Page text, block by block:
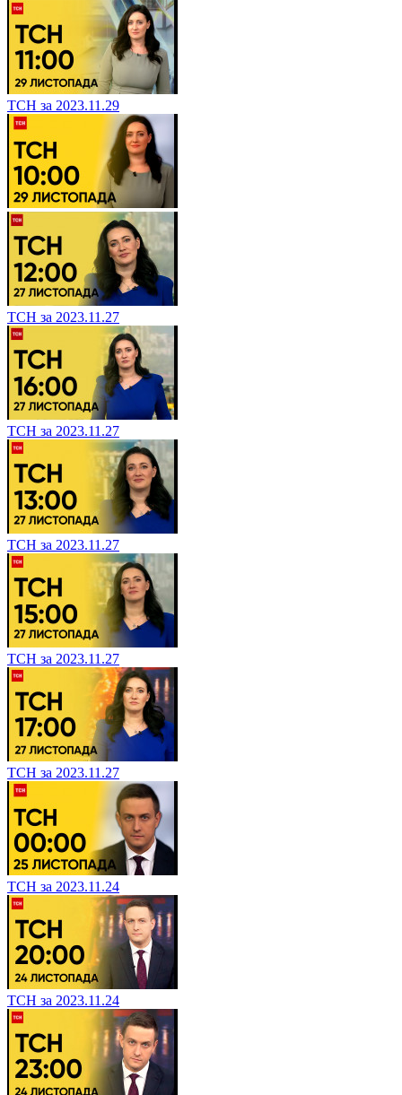
ТСН за 2023.11.29
ТСН за 2023.11.27
ТСН за 2023.11.27
ТСН за 2023.11.27
ТСН за 2023.11.27
ТСН за 2023.11.27
ТСН за 2023.11.24
ТСН за 2023.11.24